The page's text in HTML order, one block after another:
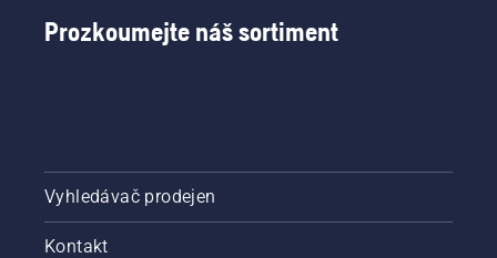
Prozkoumejte náš sortiment
Vyhledávač prodejen
Kontakt